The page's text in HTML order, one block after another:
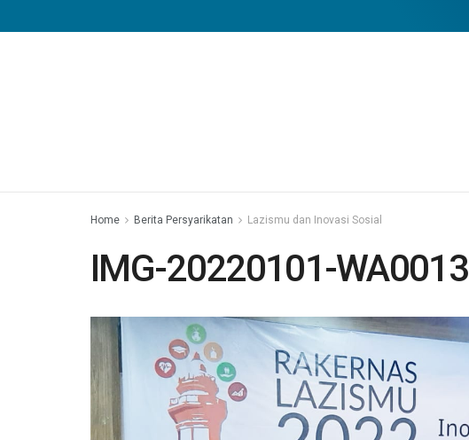
Home Berita Persyarikatan Lazismu dan Inovasi Sosial
IMG-20220101-WA0013